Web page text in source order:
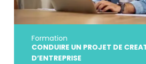
Formation
CONDUIRE UN PROJET DE
D’ENTREPRISE